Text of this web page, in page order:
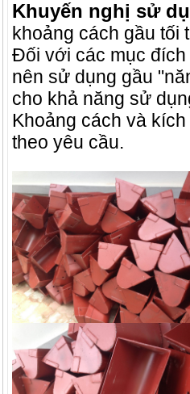
Khuyến nghị sử
khoảng cách gầu tối
Đối với các mục đích
nên sử dụng gầu
cho khả năng sử
Khoảng cách và
theo yêu cầu.